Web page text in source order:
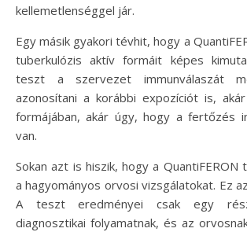
kellemetlenséggel jár.
Egy másik gyakori tévhit, hogy a
tuberkulózis aktív formáit képes
teszt a szervezet immunválaszát
azonosítani a korábbi expozíciót is,
formájában, akár úgy, hogy a fertőzés
van.
Sokan azt is hiszik, hogy a
a hagyományos orvosi vizsgálatokat. Ez
A teszt eredményei csak egy
diagnosztikai folyamatnak, és az